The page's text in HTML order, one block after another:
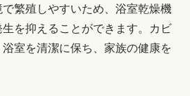
繁殖しやすいため、浴室乾燥機
を抑えることができます。カビ
室を清潔に保ち、家族の健康を